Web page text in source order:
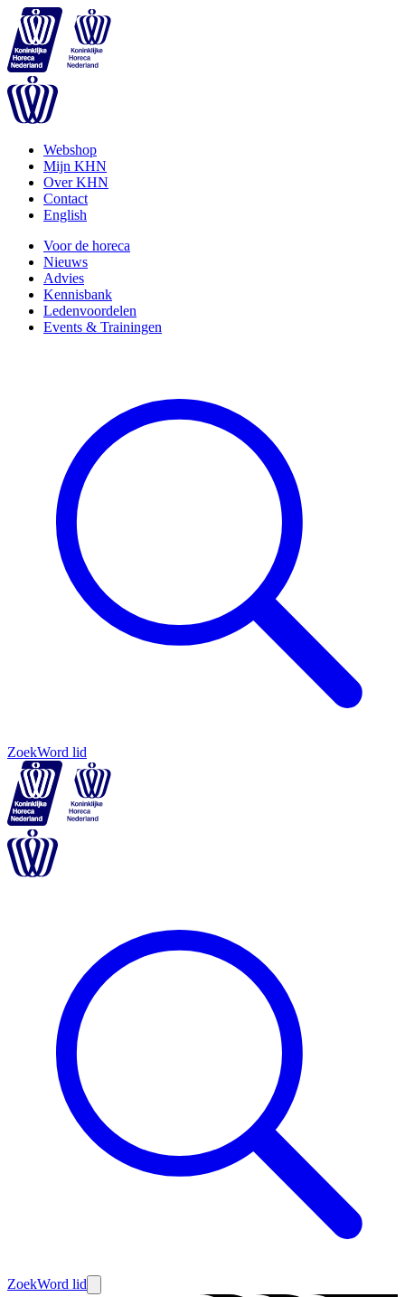
Webshop
Mijn KHN
Over KHN
Contact
English
Voor de horeca
Nieuws
Advies
Kennisbank
Ledenvoordelen
Events & Trainingen
ZoekWord lid
ZoekWord lid